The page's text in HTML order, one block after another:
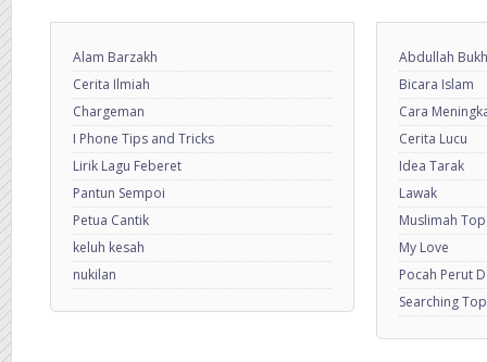
Alam Barzakh
Cerita Ilmiah
Chargeman
I Phone Tips and Tricks
Lirik Lagu Feberet
Pantun Sempoi
Petua Cantik
keluh kesah
nukilan
Abdullah
Bicara Islam
Cara
Cerita Lucu
Idea Tarak
Lawak
Muslimah
My Love
Pocah Perut
Searching